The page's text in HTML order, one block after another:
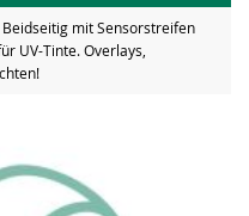
mit Sensorstreifen
UV-Tinte. Overlays,